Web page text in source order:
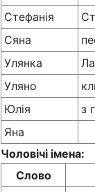
Стефанія
Сяна
Улянка
Уляно
Юлія
з
Яна
Чоловічі імена:
Слово